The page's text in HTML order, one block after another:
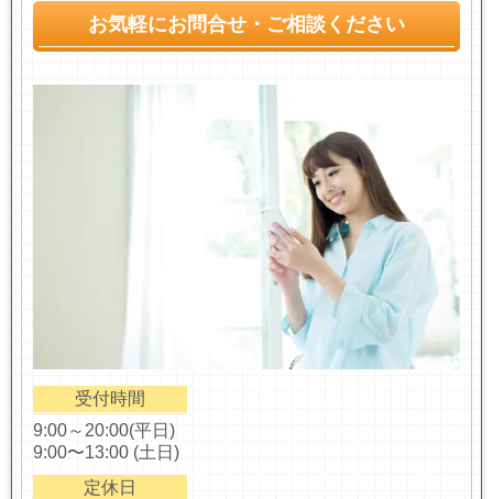
お気軽にお問合せ・ご相談ください
受付時間
9:00～20:00(平日)
9:00〜13:00 (土日)
定休日